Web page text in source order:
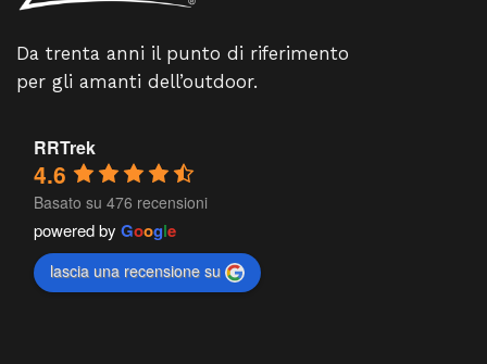
Da trenta anni il punto di riferimento
per gli amanti dell’outdoor.
RRTrek
4.6
Basato su 476 recensioni
powered by Google
lascia una recensione su